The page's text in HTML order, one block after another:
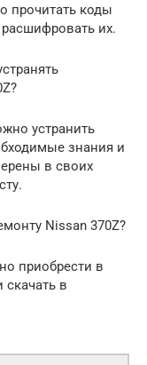
прочитать коды
их.
устранить
знания и
в своих
Nissan 370Z?
приобрести в
в